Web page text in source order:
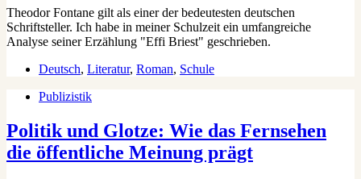
Theodor Fontane gilt als einer der bedeutesten deutschen
Schriftsteller. Ich habe in meiner Schulzeit ein umfangreiche
Analyse seiner Erzählung "Effi Briest" geschrieben.
Deutsch, Literatur, Roman, Schule
Publizistik
Politik und Glotze: Wie das Fernsehen
die öffentliche Meinung prägt